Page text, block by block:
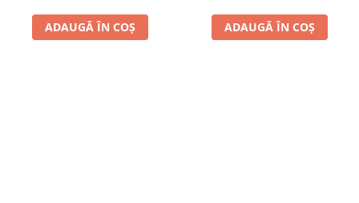
ADAUGĂ ÎN COȘ ADAUGĂ ÎN COȘ